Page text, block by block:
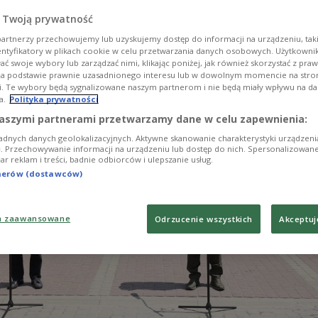
po spotkaniu ze swoim ukraińskim
Minister zapowiedział też wsparcie dla
Twoją prywatność
przechowujemy lub uzyskujemy dostęp do informacji na urządzeniu,
w plikach cookie w celu przetwarzania danych osobowych.
swoje wybory lub zarządzać nimi, klikając poniżej, jak również skorzystać z
podstawie prawnie uzasadnionego interesu lub w dowolnym momencie na
Te wybory będą sygnalizowane naszym partnerom i nie będą miały wpływu na
Polityka prywatności
partnerami przetwarzamy dane w celu zapewnienia:
danych geolokalizacyjnych. Aktywne skanowanie charakterystyki
Przechowywanie informacji na urządzeniu lub dostęp do nich.
reklam i treści, badnie odbiorców i ulepszanie usług.
(dostawców)
zaawansowane Odrzucenie wszystkich